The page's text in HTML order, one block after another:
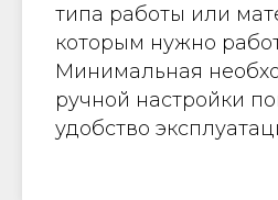
типа работы или
которым нужно
Минимальная
ручной настройки
удобство